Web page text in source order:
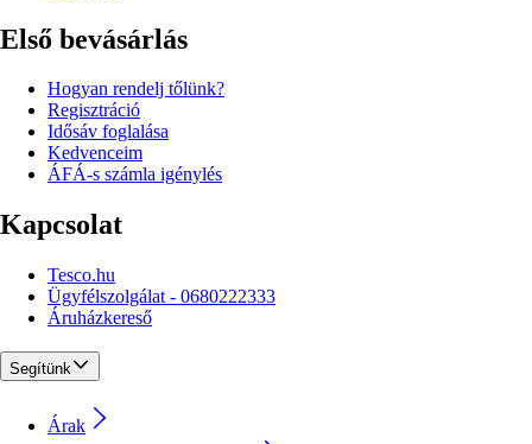
Első bevásárlás
Hogyan rendelj tőlünk?
Regisztráció
Idősáv foglalása
Kedvenceim
ÁFÁ-s számla igénylés
Kapcsolat
Tesco.hu
Ügyfélszolgálat - 0680222333
Áruházkereső
Segítünk
Árak